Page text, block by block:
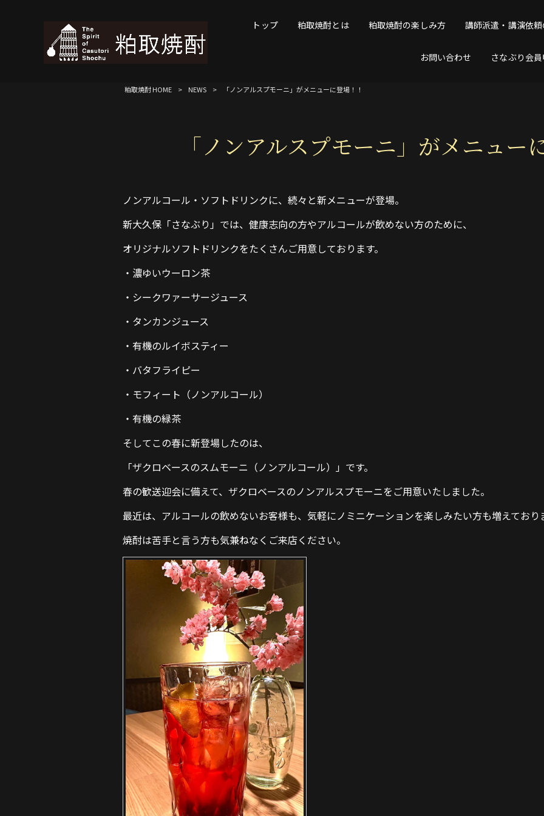
トップ 粕取焼酎とは 粕取焼酎の楽しみ方 講師派遣・講演依
お問い合わせ さなぶり会
粕取焼酎 HOME > NEWS > 「ノンアルスプモーニ」がメニューに登場！！
「ノンアルスプモーニ」がメニュー
ノンアルコール・ソフトドリンクに、続々と新メニューが登場。
新大久保「さなぶり」では、健康志向の方やアルコールが飲めない方のために、
オリジナルソフトドリンクをたくさんご用意しております。
・濃ゆいウーロン茶
・シークワァーサージュース
・タンカンジュース
・有機のルイボスティー
・バタフライピー
・モフィート（ノンアルコール）
・有機の緑茶
そしてこの春に新登場したのは、
「ザクロベースのスムモーニ（ノンアルコール）」です。
春の歓送迎会に備えて、ザクロベースのノンアルスプモーニをご用意いたしました。
最近は、アルコールの飲めないお客様も、 気軽にノミニケーションを楽しみたい方も増えており
焼酎は苦手と言う方も気兼ねなくご来店ください。